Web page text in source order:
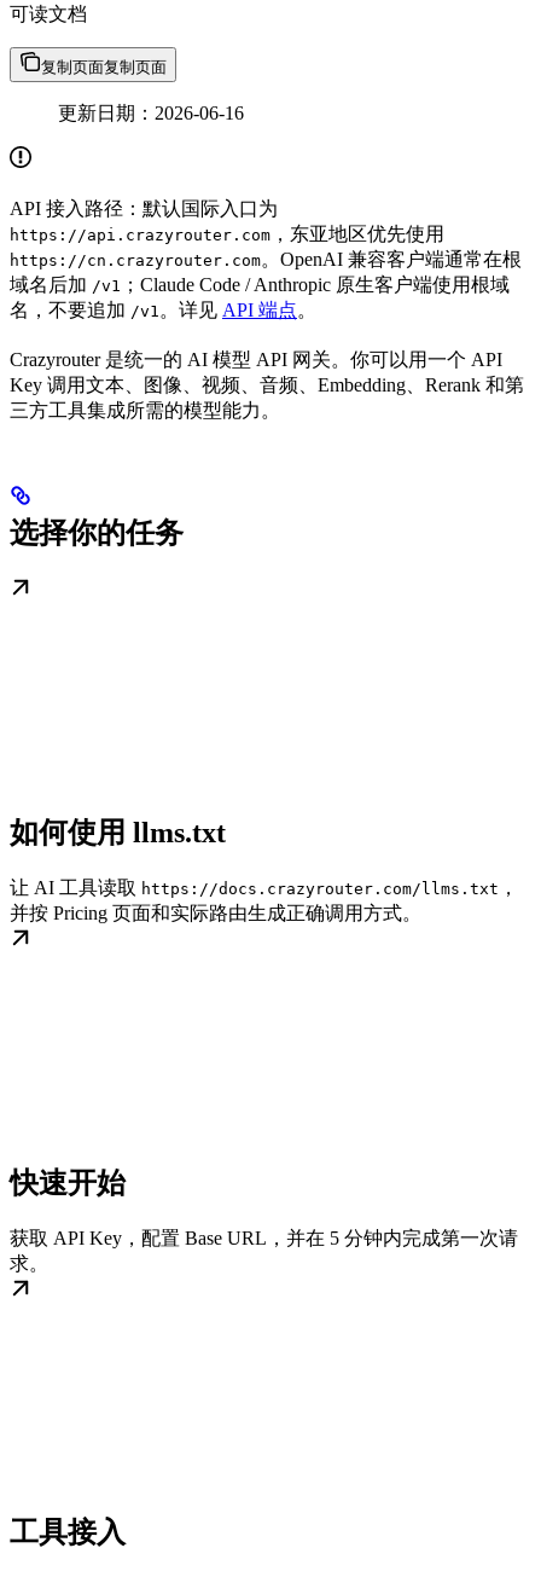
可读文档
复制页面复制页面
更新日期：2026-06-16
API 接入路径：默认国际入口为
https://api.crazyrouter.com ，东亚地区优先使用
https://cn.crazyrouter.com。OpenAI 兼容客户端通常在根
域名后加 /v1
；Claude Code / Anthropic 原生客户端使用根域
名，不要追加 /v1 。详见 API 端点。
Crazyrouter 是统一的 AI 模型 API 网关。你可以用一个 API
Key 调用文本、图像、视频、音频、Embedding、Rerank 和第
三方工具集成所需的模型能力。
选择你的任务
如何使用 llms.txt
让 AI 工具读取 https://docs.crazyrouter.com/llms.txt ，
并按 Pricing 页面和实际路由生成正确调用方式。
快速开始
获取 API Key，配置 Base URL，并在 5 分钟内完成第一次请
求。
工具接入